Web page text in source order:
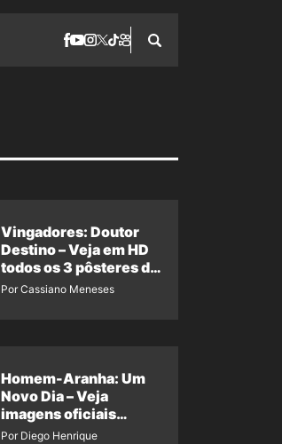
Vingadores: Doutor
Destino – Veja em HD
todos os 3 pôsteres de
‘Doomsday’ + 1 imagem
Por Cassiano Meneses
Homem-Aranha: Um
Novo Dia – Veja
imagens oficiais
descartadas do Hulk
Por Diego Henrique